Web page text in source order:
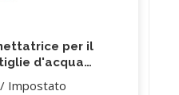
per il
d'acqua
animali domestici
/ Impostato